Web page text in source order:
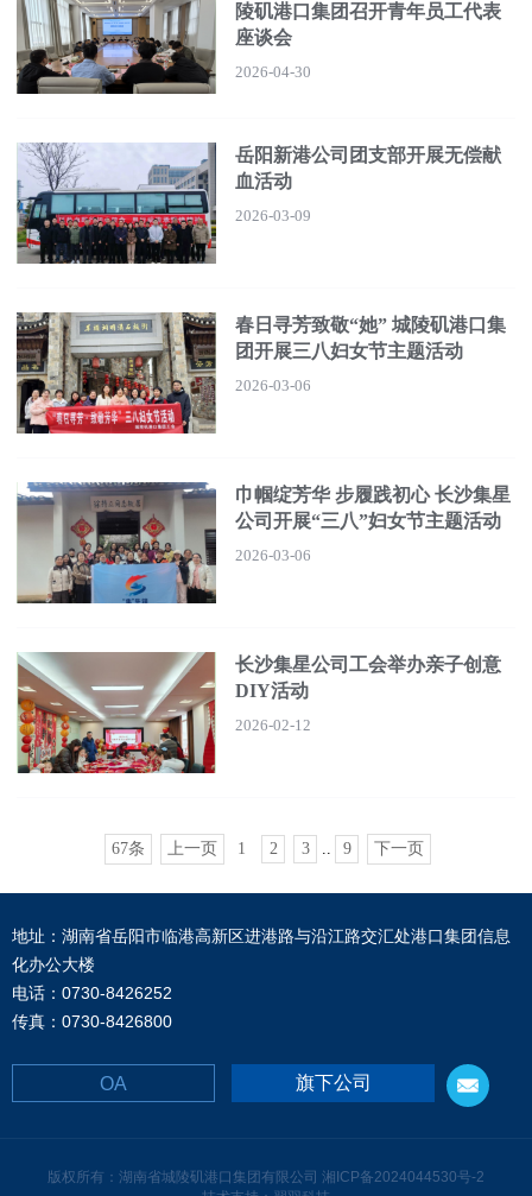
陵矶港口集团召开青年员工代表
座谈会
2026-04-30
岳阳新港公司团支部开展无偿献
血活动
2026-03-09
春日寻芳致敬“她” 城陵矶港口集
团开展三八妇女节主题活动
2026-03-06
巾帼绽芳华 步履践初心 长沙集星
公司开展“三八”妇女节主题活动
2026-03-06
长沙集星公司工会举办亲子创意
DIY活动
2026-02-12
67条 上一页 1 2 3 .. 9 下一页
地址：湖南省岳阳市临港高新区进港路与沿江路交汇处港口集团信息
化办公大楼
电话：0730-8426252
传真：0730-8426800
OA 旗下公司
版权所有：湖南省城陵矶港口集团有限公司 湘ICP备2024044530号-2